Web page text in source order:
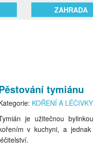
ZAHRADA
tymiánu
KOŘENÍ A LÉČIVKY
je užitečnou
v kuchyni, a